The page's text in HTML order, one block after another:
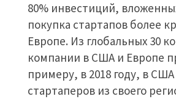
80% инвестиций,
покупка стартапов более
Европе. Из глобальных 30
компании в США и Европе
примеру, в 2018 году, в
стартаперов из своего